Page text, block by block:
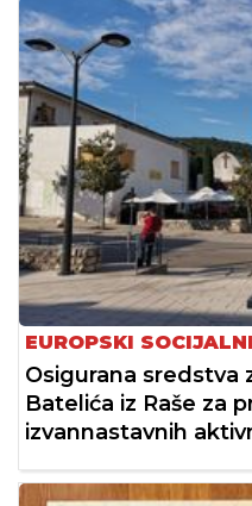
EUROPSKI
Osigurana sredstva
Batelića iz Raše za
izvannastavnih